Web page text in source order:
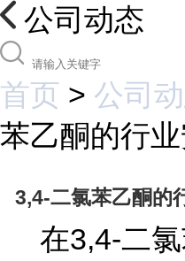
公司动态
首页 > 公司
苯乙酮的行
3,4-二氯苯乙酮的
在3,4-二